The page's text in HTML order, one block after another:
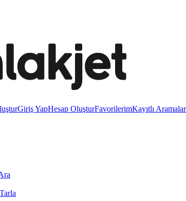
Giriş YapHesap OluşturFavorilerimKayıtlı Aramalar